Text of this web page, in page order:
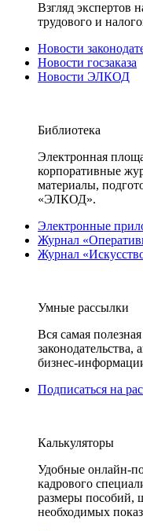
Взгляд экспертов
трудового и
Новости
Новости госзаказа
Новости ЭЛКОД
Библиотека
Электронная
корпоративные
материалы,
«ЭЛКОД».
Электронные
Журнал
Журнал
Умные рассылки
Вся самая
бизнес-
Подписаться на
Калькуляторы
Удобные онлайн-
кадрового
размеры пособий,
необходимых